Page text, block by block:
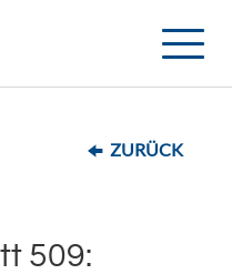
Toggle
ZURÜCK
509: